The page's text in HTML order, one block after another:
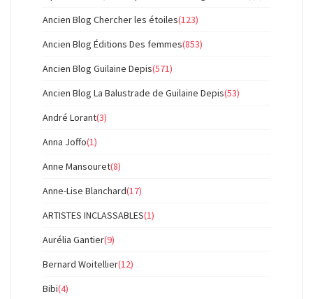
Ancien Blog Chercher les étoiles(123)
Ancien Blog Éditions Des femmes(853)
Ancien Blog Guilaine Depis(571)
Ancien Blog La Balustrade de Guilaine Depis(53)
André Lorant(3)
Anna Joffo(1)
Anne Mansouret(8)
Anne-Lise Blanchard(17)
ARTISTES INCLASSABLES(1)
Aurélia Gantier(9)
Bernard Woitellier(12)
Bibi(4)